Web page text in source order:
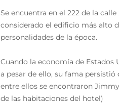
Se encuentra en el 222 de la
considerado el edificio más alto
personalidades de la época.
Cuando la economía de Estados
a pesar de ello, su fama
entre ellos se encontraron
de las habitaciones del hotel)